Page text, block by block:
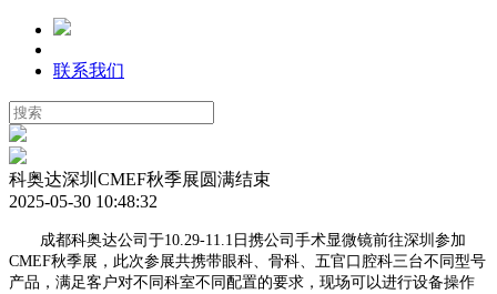
联系我们
科奥达深圳CMEF秋季展圆满结束
2025-05-30 10:48:32
成都科奥达公司于10.29-11.1日携公司手术显微镜前往深圳参加
CMEF秋季展，此次参展共携带眼科、骨科、五官口腔科三台不同型号
产品，满足客户对不同科室不同配置的要求，现场可以进行设备操作